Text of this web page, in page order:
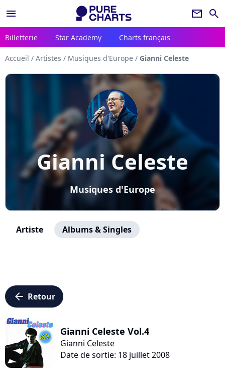
menu newsletter search
Billetterie Star Academy Charts français
Accueil / Artistes / Musiques d'Europe / Gianni Celeste
Gianni Celeste
Musiques d'Europe
Artiste Albums & Singles
arrow_left Retour
Gianni Celeste Vol.4
Gianni Celeste
Date de sortie: 18 juillet 2008